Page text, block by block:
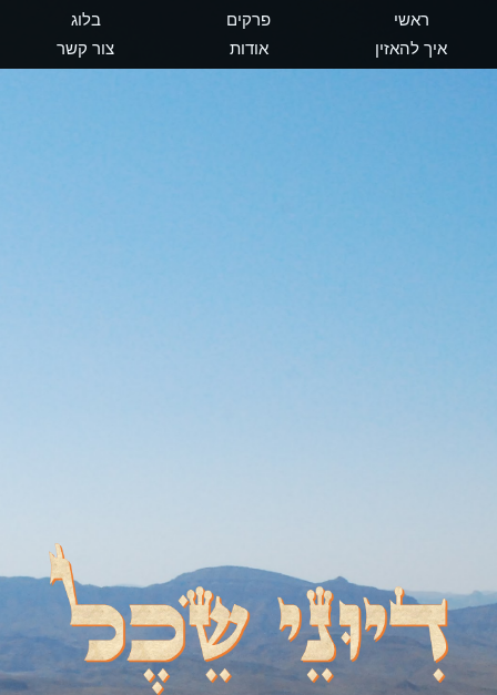
ראשי פרקים
בלוג
איך להאזין
אודות צור קשר
דיוני שכל